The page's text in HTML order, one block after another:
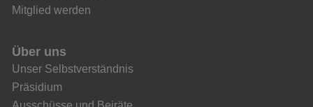
Mitglied werden
Über uns
Unser Selbstverständnis
Präsidium